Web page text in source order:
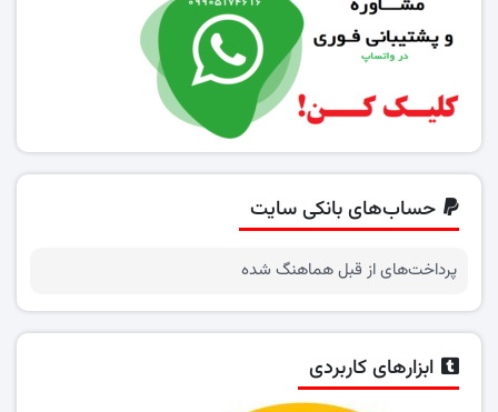
حساب‌های بانکی سایت
پرداخت‌های از قبل هماهنگ شده
ابزارهای کاربردی